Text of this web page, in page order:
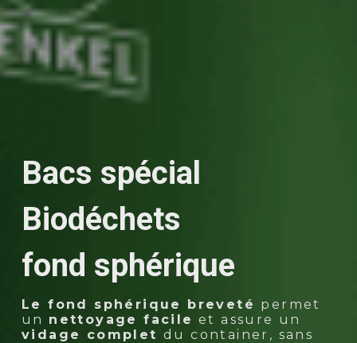
Bacs spécial
Biodéchets
fond sphérique
Le fond sphérique breveté permet
un nettoyage facile
vidage complet du container, sans